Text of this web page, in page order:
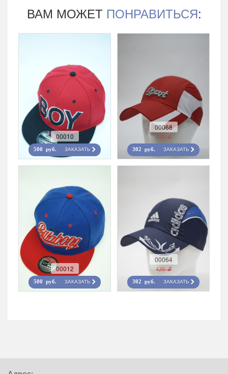
ВАМ МОЖЕТ ПОНРАВИТЬСЯ:
00010
500 руб. ЗАКАЗАТЬ
00068
420 r
302 руб. ЗАКАЗАТЬ
00012
500 руб. ЗАКАЗАТЬ
00064
420 r
302 руб. ЗАКАЗАТЬ